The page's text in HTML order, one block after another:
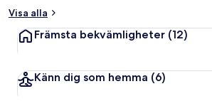
Visa alla
Främsta bekvämligheter (12)
Känn dig som hemma (6)